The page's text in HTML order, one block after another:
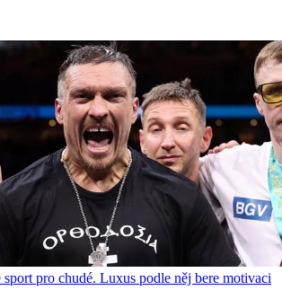
pro chudé. Luxus podle něj bere motivaci